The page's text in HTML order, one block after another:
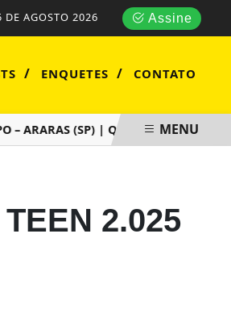
Assine
DE AGOSTO 2026
/ ENQUETES / CONTATO
ARARAS (SP) | QUARTA-FEIRA (05/08)
MENU
2.025